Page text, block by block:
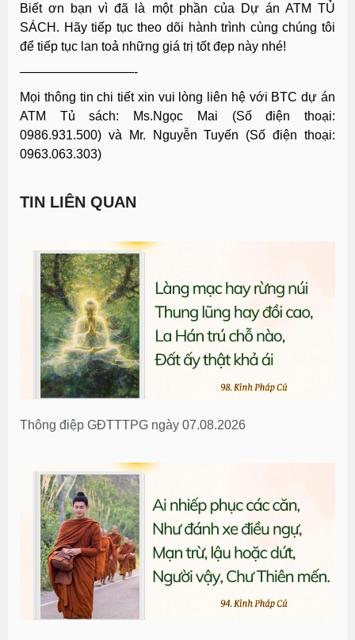
Biết ơn bạn vì đã là một phần của Dự án ATM TỦ
SÁCH. Hãy tiếp tục theo dõi hành trình cùng chúng tôi
để tiếp tục lan toả những giá trị tốt đẹp này nhé!
—————————-
Mọi thông tin chi tiết xin vui lòng liên hệ với BTC dự án
ATM Tủ sách: Ms.Ngọc Mai (Số điện thoại:
0986.931.500) và Mr. Nguyễn Tuyến (Số điện thoại:
0963.063.303)
TIN LIÊN QUAN
Thông điệp GĐTTTPG ngày 07.08.2026